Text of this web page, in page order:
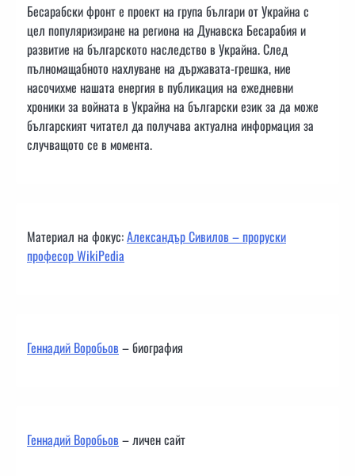
Бесарабски фронт е проект на група българи от Украйна с
цел популяризиране на региона на Дунавска Бесарабия и
развитие на българското наследство в Украйна. След
пълномащабното нахлуване на държавата-грешка, ние
насочихме нашата енергия в публикация на ежедневни
хроники за войната в Украйна на български език за да може
българският читател да получава актуална информация за
случващото се в момента.
Материал на фокус:Александър Сивилов – проруски
професор WikiPedia
Геннадий Воробьов– биография
Геннадий Воробьов– личен сайт